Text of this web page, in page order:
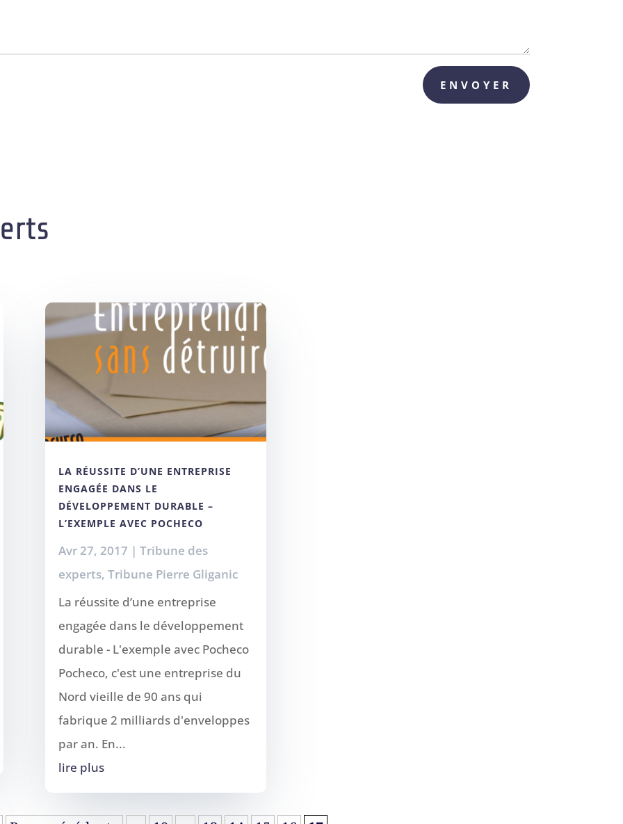
ENVOYER
LA RÉUSSITE D’UNE ENTREPRISE
ENGAGÉE DANS LE
DÉVELOPPEMENT DURABLE –
L’EXEMPLE AVEC POCHECO
Avr 27, 2017 | Tribune des
experts, Tribune Pierre Gliganic
La réussite d’une entreprise
engagée dans le développement
durable - L'exemple avec Pocheco
Pocheco, c'est une entreprise du
Nord vieille de 90 ans qui
fabrique 2 milliards d'enveloppes
par an. En...
lire plus